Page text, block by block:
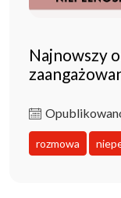
Najnowszy
rozmowa